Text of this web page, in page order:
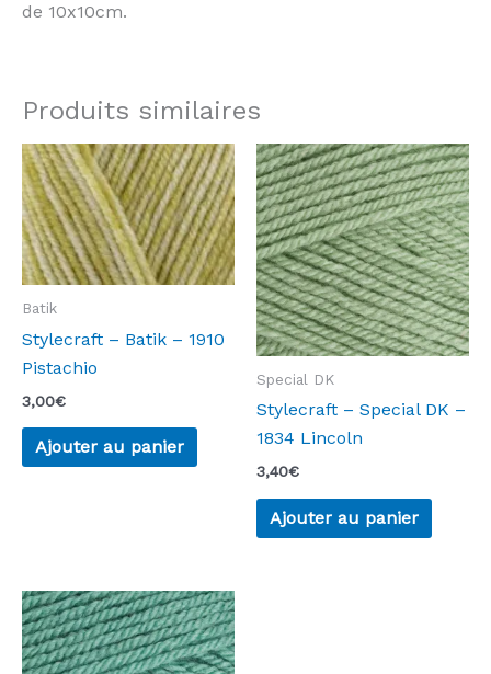
de 10x10cm.
Produits similaires
Batik
Stylecraft – Batik – 1910
Pistachio
3,00€
Ajouter au panier
Special DK
Stylecraft – Special DK –
1834 Lincoln
3,40€
Ajouter au panier